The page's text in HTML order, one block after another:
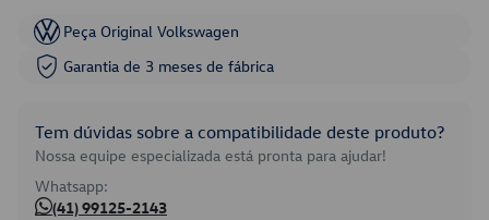
Peça Original Volkswagen
Garantia de 3 meses de fábrica
Tem dúvidas sobre a compatibilidade deste produto?
Nossa equipe especializada está pronta para ajudar!
Whatsapp:
(41) 99125-2143